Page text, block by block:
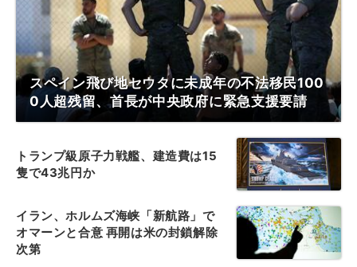
スペイン飛び地セウタに未成年の不法移民100
0人超残留、首長が中央政府に緊急支援要請
トランプ級原子力戦艦、建造費は15
隻で43兆円か
イラン、ホルムズ海峡「新航路」で
オマーンと合意 再開は米の封鎖解除
次第